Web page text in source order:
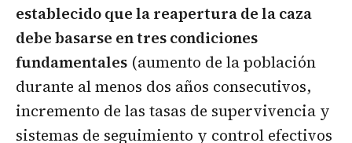
establecido que la reapertura de la caza
debe basarse en tres condiciones
fundamentales (aumento de la población
durante al menos dos años consecutivos,
incremento de las tasas de supervivencia y
sistemas de seguimiento y control efectivos